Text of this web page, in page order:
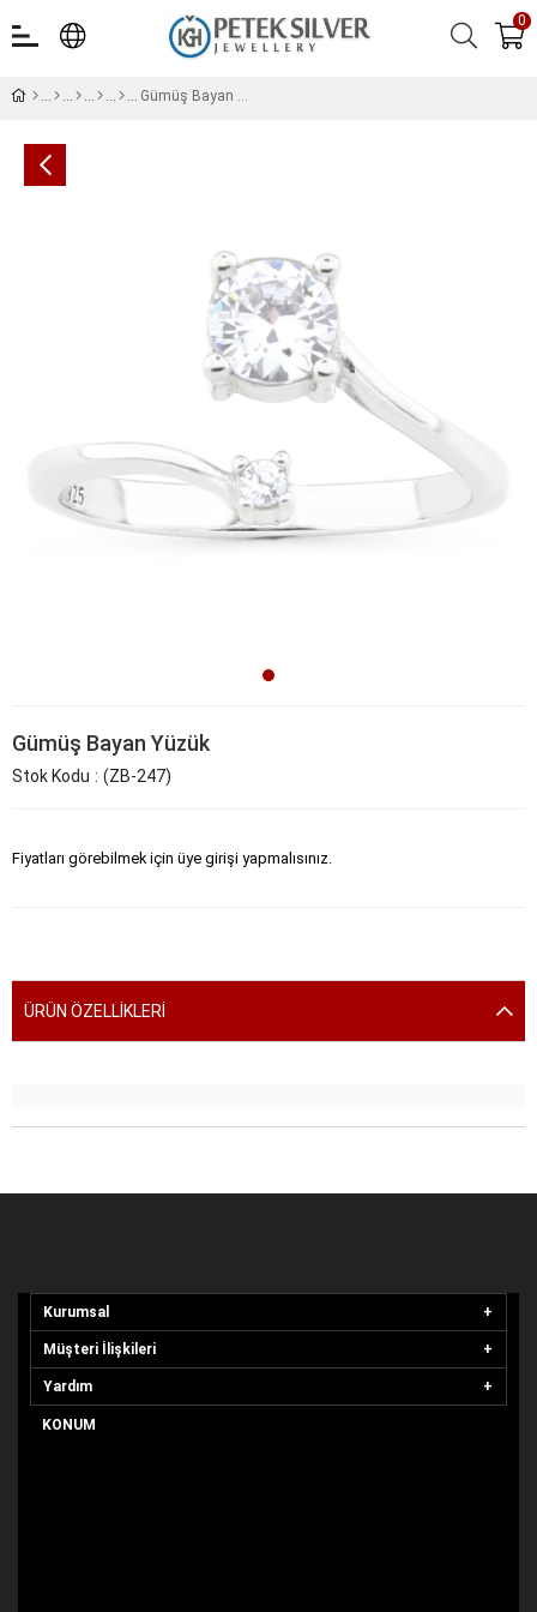
0
Gümüş Bayan Yüzük
Gümüş Bayan Yüzük
Stok Kodu (ZB-247)
Fiyatları görebilmek için üye girişi yapmalısınız.
ÜRÜN ÖZELLIKLERI
Kurumsal
Müşteri İlişkileri
Yardım
KONUM